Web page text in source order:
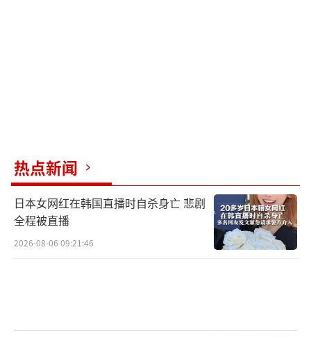
晚”。报道还称，《太阳报》当晚曝光，保守
党首席党鞭温迪•莫顿已经辞职。不过，报道
还称，首相特拉斯的办公室随后则发表声明表
示，莫顿仍然在任。
（责任编辑：许朝）
热点新闻
日本女网红在韩国直播时自杀身亡 悲剧
全程被直播
2026-08-06 09:21:46